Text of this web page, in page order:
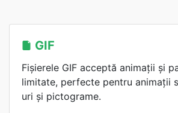
GIF
Fișierele GIF acceptă animații și
limitate, perfecte pentru animații
uri și pictograme.